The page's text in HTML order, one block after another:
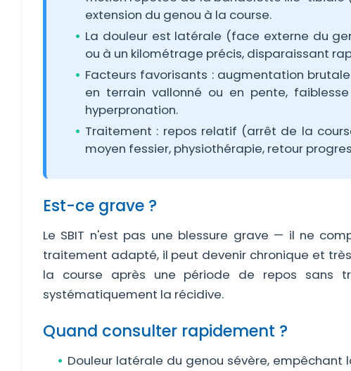
extension du genou à la course.
La douleur est latérale (face externe du
ou à un kilométrage précis, disparaissant
Facteurs favorisants : augmentation
en terrain vallonné ou en pente,
hyperpronation.
Traitement : repos relatif (arrêt de la
moyen fessier, physiothérapie, retour
Est-ce grave ?
Le SBIT n'est pas une blessure grave — il ne
traitement adapté, il peut devenir chronique et
la course après une période de repos sans
systématiquement la récidive.
Quand consulter rapidement ?
Douleur latérale du genou sévère,